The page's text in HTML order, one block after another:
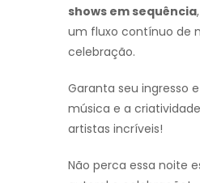
shows em sequência
um fluxo contínuo de
celebração.
Garanta seu ingresso
música e a
artistas incríveis!
Não perca essa noite